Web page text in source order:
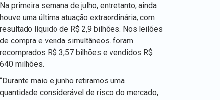
Na primeira semana de julho, entretanto, ainda
houve uma última atuação extraordinária, com
resultado líquido de R$ 2,9 bilhões. Nos leilões
de compra e venda simultâneos, foram
recomprados R$ 3,57 bilhões e vendidos R$
640 milhões.
“Durante maio e junho retiramos uma
quantidade considerável de risco do mercado,